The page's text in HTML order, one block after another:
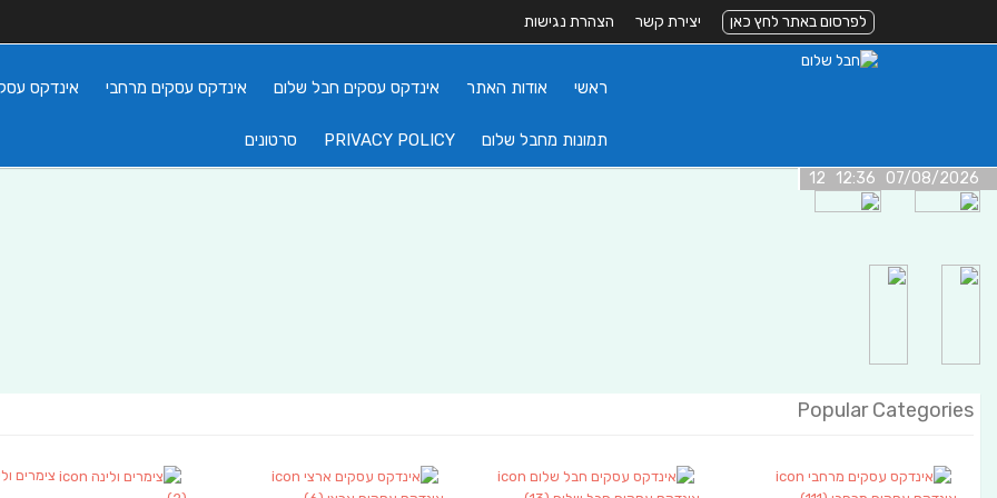
לפרסום באתר לחץ כאן יצירת קשר הצהרת נגישות
ראשי אודות האתר אינדקס עסקים חבל שלום אינדקס עסקים מרחבי אינדקס
תמונות מחבל שלום PRIVACY POLICY סרטונים
07/08/2026 12:36 12
Popular Categories
צימרים